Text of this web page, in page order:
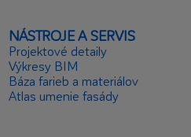
NÁSTROJE A SERVIS
Projektové detaily
Výkresy BIM
Báza farieb a materiálov
Atlas umenie fasády